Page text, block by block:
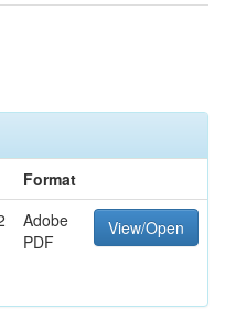
Format
Adobe
PDF
View/Open